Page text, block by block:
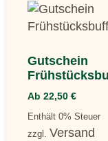
Gutschein
Ab 22,50 €
Enthält 0% Steuer
zzgl. Versand